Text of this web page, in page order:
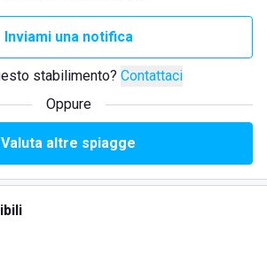
Inviami una notifica
stabilimento? Contattaci
Oppure
Valuta altre spiagge